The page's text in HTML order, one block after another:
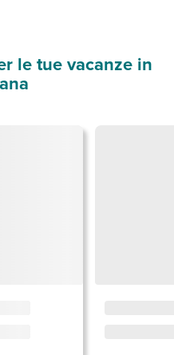
le tue vacanze in